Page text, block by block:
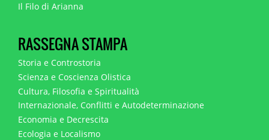
Il Filo di Arianna
RASSEGNA STAMPA
Storia e Controstoria
Scienza e Coscienza Olistica
Cultura, Filosofia e Spiritualità
Internazionale, Conflitti e Autodeterminazione
Economia e Decrescita
Ecologia e Localismo